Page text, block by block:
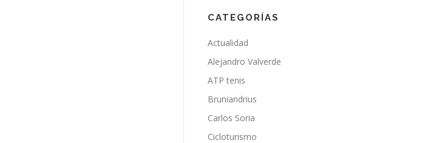
CATEGORÍAS
Actualidad
Alejandro Valverde
ATP tenis
Bruniandrius
Carlos Soria
Cicloturismo